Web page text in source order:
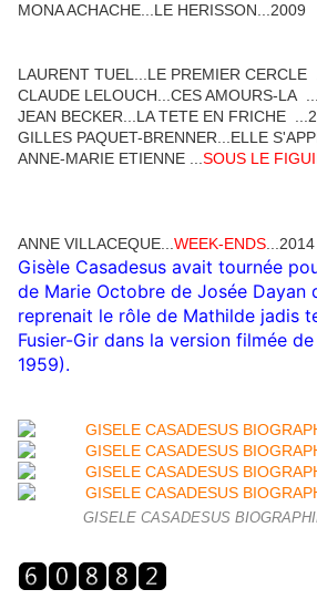
MONA ACHACHE...LE HERISSON...2009
LAURENT TUEL...LE PREMIER CERCLE
CLAUDE LELOUCH...CES AMOURS-LA
JEAN BECKER...LA TETE EN FRICHE
GILLES PAQUET-BRENNER...ELLE
ANNE-MARIE ETIENNE ... SOUS LE
ANNE VILLACEQUE... WEEK-ENDS ...2014
Gisèle Casadesus avait tournée
de Marie Octobre de Josée Dayan
reprenait le rôle de Mathilde jadis
Fusier-Gir dans la version filmée
1959).
GISELE CASADESUS